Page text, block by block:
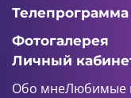
Телепрограмма
Фотогалерея
Личный
Обо мнеЛюбимые